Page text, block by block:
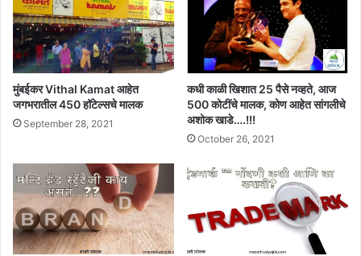
मुंबईकर Vithal Kamat आहेत
जगभरातील 450 हॉटेल्सचे मालक
September 28, 2021
कधी काळी खिशात 25 पैसे नव्हते, आज
500 कोटींचे मालक, कोण आहेत सांगलीचे
अशोक खाडे….!!!
October 26, 2021